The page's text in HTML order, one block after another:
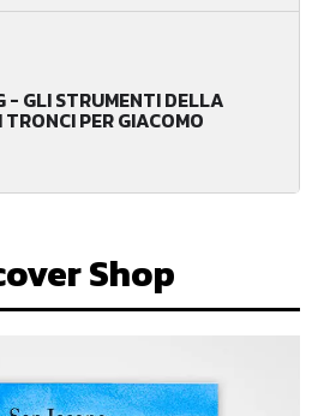
- GLI STRUMENTI DELLA
PER GIACOMO
Shop